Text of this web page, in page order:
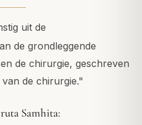
uit de
de grondleggende
de chirurgie, geschreven
de chirurgie."
Samhita: